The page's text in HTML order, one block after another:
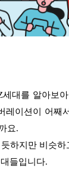
대를 알아보
레이션이 어째
요.
하지만 비슷
들입니다.